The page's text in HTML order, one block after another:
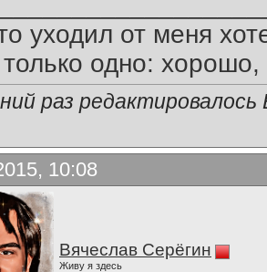
уходил от меня
одно:
раз
10:08
Вячеслав Серёгин
Живу я здесь